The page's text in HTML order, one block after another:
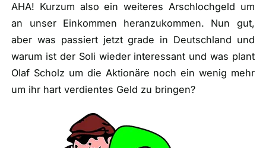
AHA! Kurzum also ein weiteres Arschlochgeld um
an unser Einkommen heranzukommen. Nun gut,
aber was passiert jetzt grade in Deutschland und
warum ist der Soli wieder interessant und was plant
Olaf Scholz um die Aktionäre noch ein wenig mehr
um ihr hart verdientes Geld zu bringen?